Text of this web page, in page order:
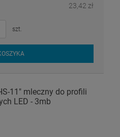
23,42 zł
szt.
11" mleczny do profili
LED - 3mb